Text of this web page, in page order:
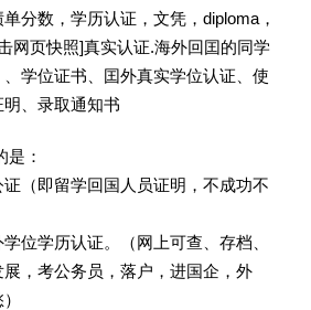
分数，学历认证，文凭，diploma，
网页快照]真实认证.海外回囯的同学
学位证书、囯外真实学位认证、使
、录取通知书
：
（即留学回国人员证明，不成功不
位学历认证。（网上可查、存档、
，考公务员，落户，进国企，外
）